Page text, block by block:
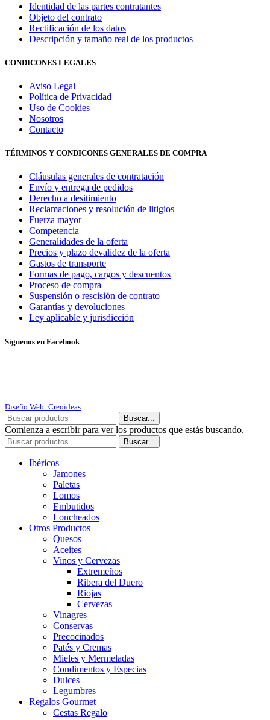
Identidad de las partes contratantes
Objeto del contrato
Rectificación de los datos
Descripción y tamaño real de los productos
CONDICONES LEGALES
Aviso Legal
Política de Privacidad
Uso de Cookies
Nosotros
Contacto
TÉRMINOS Y CONDICONES GENERALES DE COMPRA
Cláusulas generales de contratación
Envío y entrega de pedidos
Derecho a desitimiento
Reclamaciones y resolución de litigios
Fuerza mayor
Competencia
Generalidades de la oferta
Precios y plazo devalidez de la oferta
Gastos de transporte
Formas de pago, cargos y descuentos
Proceso de compra
Suspensión o rescisión de contrato
Garantías y devoluciones
Ley aplicable y jurisdicción
Síguenos en Facebook
Diseño Web: Creoideas
Buscar...
Comienza a escribir para ver los productos que estás buscando.
Buscar...
Ibéricos
Jamones
Paletas
Lomos
Embutidos
Loncheados
Otros Productos
Quesos
Aceites
Vinos y Cervezas
Extremeños
Ribera del Duero
Riojas
Cervezas
Vinagres
Conservas
Precocinados
Patés y Cremas
Mieles y Mermeladas
Condimentos y Especias
Dulces
Legumbres
Regalos Gourmet
Cestas Regalo